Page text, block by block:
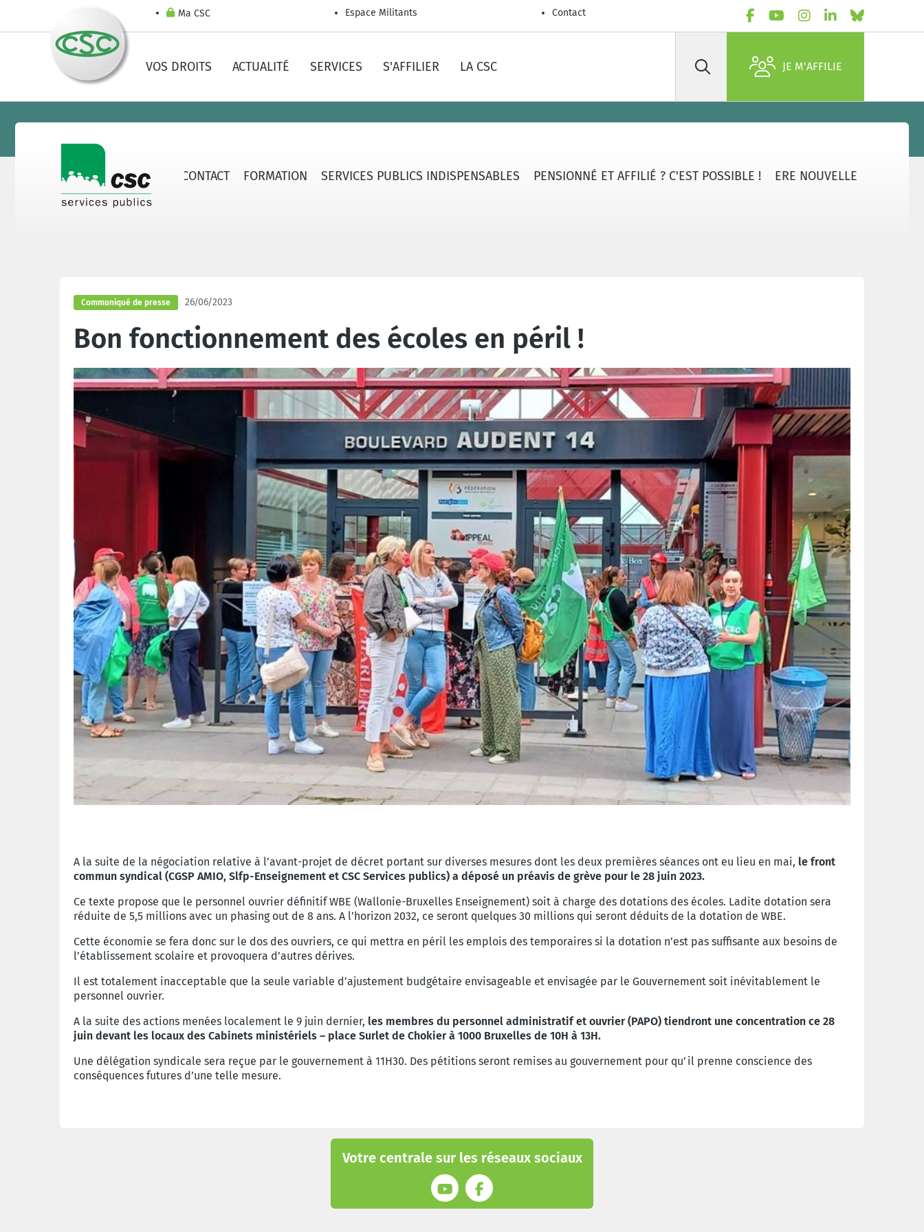
Ma CSC Espace Militants Contact
VOS DROITS ACTUALITÉ SERVICES S'AFFILIER LA CSC Rechercher JE M'AFFILIE
PUBLICS SECTEURS CONTACT FORMATION SERVICES PUBLICS INDISPENSABLES PENSIONNÉ ET AFFILIÉ ? C'EST POSSIBLE ! ERE NOUVELLE
Communiqué de presse 26/06/2023
Bon fonctionnement des écoles en péril !
A la suite de la négociation relative à l’avant-projet de décret portant sur diverses mesures dont les deux premières séances ont eu lieu en mai, le front
commun syndical (CGSP AMIO, Slfp-Enseignement et CSC Services publics) a déposé un préavis de grève pour le 28 juin 2023.
Ce texte propose que le personnel ouvrier définitif WBE (Wallonie-Bruxelles Enseignement) soit à charge des dotations des écoles. Ladite dotation sera
réduite de 5,5 millions avec un phasing out de 8 ans. A l’horizon 2032, ce seront quelques 30 millions qui seront déduits de la dotation de WBE.
Cette économie se fera donc sur le dos des ouvriers, ce qui mettra en péril les emplois des temporaires si la dotation n’est pas suffisante aux besoins de
l’établissement scolaire et provoquera d’autres dérives.
Il est totalement inacceptable que la seule variable d’ajustement budgétaire envisageable et envisagée par le Gouvernement soit inévitablement le
personnel ouvrier.
A la suite des actions menées localement le 9 juin dernier, les membres du personnel administratif et ouvrier (PAPO) tiendront une concentration ce 28
juin devant les locaux des Cabinets ministériels – place Surlet de Chokier à 1000 Bruxelles de 10H à 13H.
Une délégation syndicale sera reçue par le gouvernement à 11H30. Des pétitions seront remises au gouvernement pour qu’il prenne conscience des
conséquences futures d’une telle mesure.
Votre centrale sur les réseaux sociaux